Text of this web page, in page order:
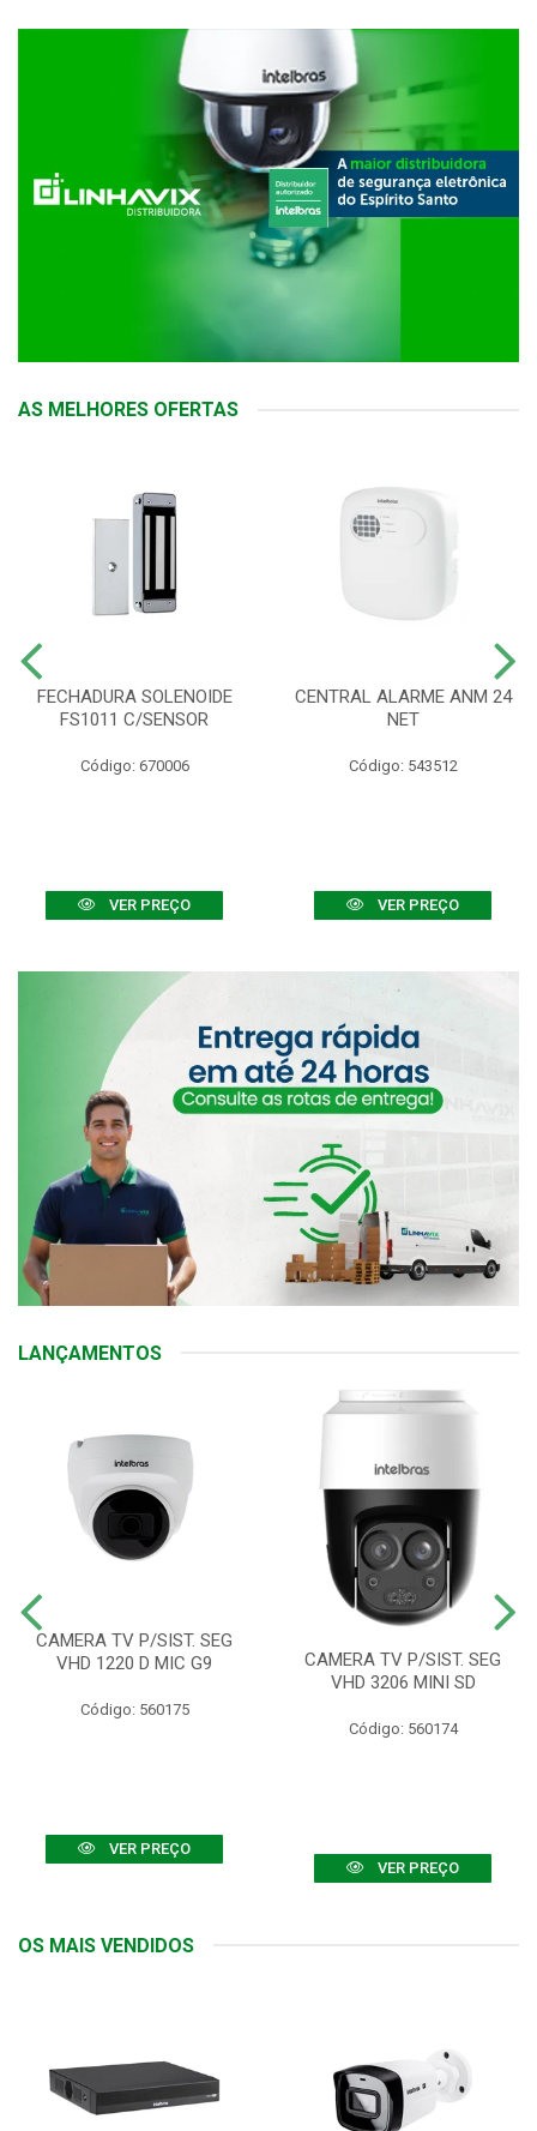
AS MELHORES OFERTAS
FECHADURA SOLENOIDE
FS1011 C/SENSOR
Código: 670006
VER PREÇO
CENTRAL ALARME ANM 24
NET
Código: 543512
VER PREÇO
LANÇAMENTOS
CAMERA TV P/SIST. SEG
VHD 1220 D MIC G9
Código: 560175
VER PREÇO
CAMERA TV P/SIST. SEG
VHD 3206 MINI SD
Código: 560174
VER PREÇO
OS MAIS VENDIDOS